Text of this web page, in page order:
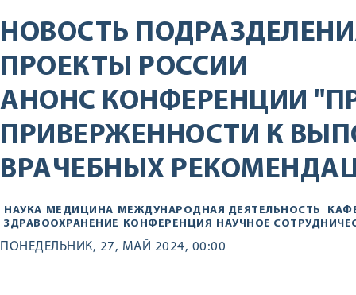
НОВОСТЬ
ПРОЕКТЫ РОССИИ
АНОНС КОНФЕРЕНЦИИ
ПРИВЕРЖЕННОСТИ К
ВРАЧЕБНЫХ
НАУКА МЕДИЦИНА МЕЖДУНАРОДНАЯ ДЕЯТЕЛЬНОСТЬ
ЗДРАВООХРАНЕНИЕ КОНФЕРЕНЦИЯ НАУЧНОЕ
ПОНЕДЕЛЬНИК, 27, МАЙ 2024, 00:00